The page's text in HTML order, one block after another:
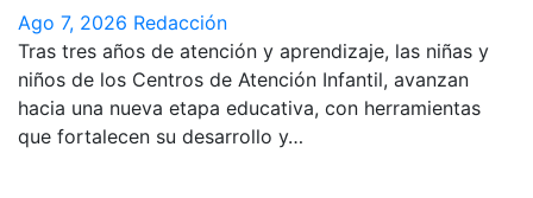
Ago 7, 2026 Redacción
Tras tres años de atención y aprendizaje, las niñas y
niños de los Centros de Atención Infantil, avanzan
hacia una nueva etapa educativa, con herramientas
que fortalecen su desarrollo y…